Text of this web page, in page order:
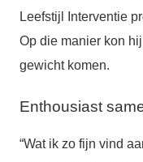
Leefstijl Interventie
Op die manier kon
gewicht komen.
Enthousiast
“Wat ik zo fijn vind